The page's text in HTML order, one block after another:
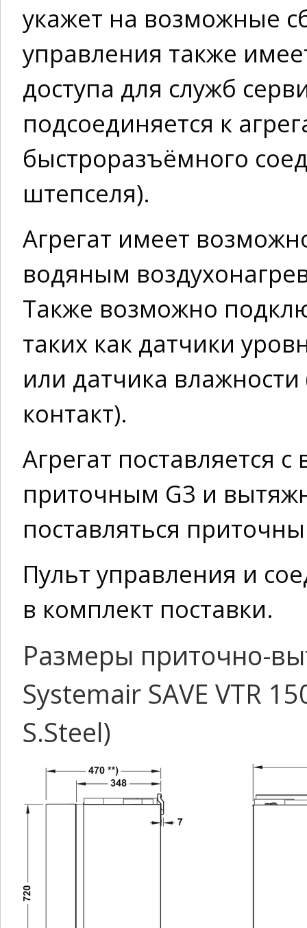
укажет на возможные
управления также
доступа для служб
подсоединяется к
быстроразъёмного
штепселя).
Агрегат имеет
водяным
Также возможно
таких как датчики
или датчика
контакт).
Агрегат поставляется
приточным G3 и
поставляться
Пульт управления и
в комплект поставки.
Размеры приточно-
Systemair SAVE VTR
S.Steel)